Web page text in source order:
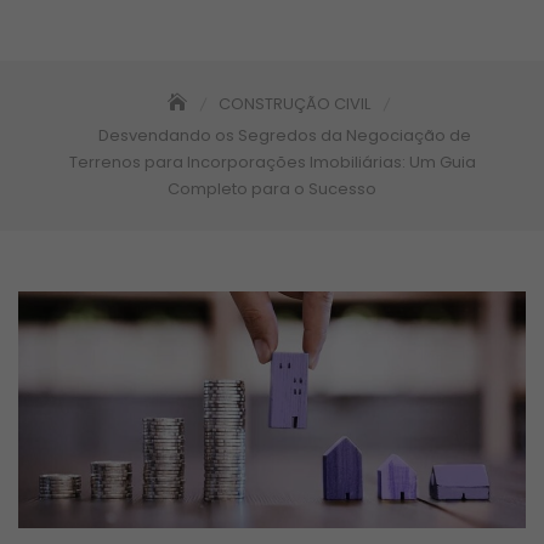
CONSTRUÇÃO CIVIL
Desvendando os Segredos da Negociação de
Terrenos para Incorporações Imobiliárias: Um Guia
Completo para o Sucesso